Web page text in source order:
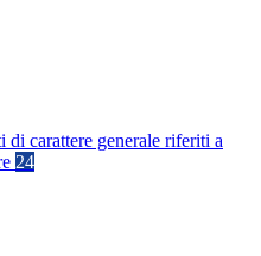
di carattere generale riferiti a
24